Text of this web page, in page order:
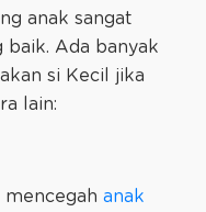
anak sangat
baik. Ada banyak
si Kecil jika
lain:
mencegah anak